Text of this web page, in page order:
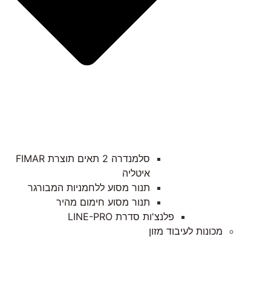
סלמנדרה 2 תאים תוצרת FIMAR
איטליה
תנור מסוע ללחמניות המבורגר
תנור מסוע חימום מהיר
פלנצ'ות סדרת LINE-PRO
מכונות לעיבוד מזון